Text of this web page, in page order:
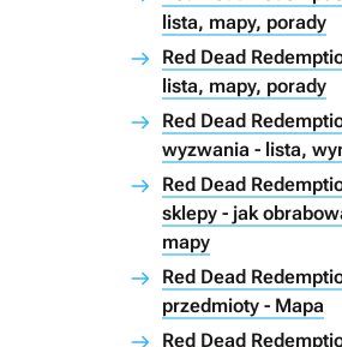
lista, mapy, porady
Red Dead
lista, mapy, porady
Red Dead
wyzwania - lista,
Red Dead
sklepy - jak
mapy
Red Dead
przedmioty - Mapa
Red Dead